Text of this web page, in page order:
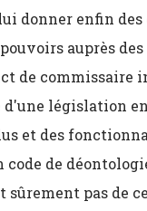
donner enfin des
auprès des
de commissaire
d'une législation
et des
code de
sûrement pas de